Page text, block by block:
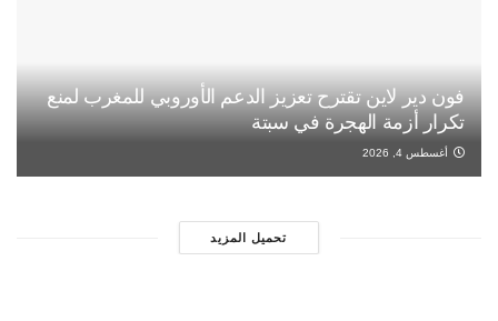
فون دير لاين تقترح تعزيز الدعم الأوروبي للمغرب لمنع
تكرار أزمة الهجرة في سبتة
أغسطس 4, 2026
تحميل المزيد